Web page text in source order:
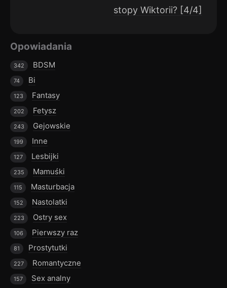
stopy Wiktorii? [4/4]
Opowiadania
BDSM
342
Bi
74
Fantasy
123
Fetysz
202
Gejowskie
243
Inne
199
Lesbijki
127
Mamuśki
235
Masturbacja
115
Nastolatki
152
Ostry sex
223
Pierwszy raz
106
Prostytutki
81
Romantyczne
227
Sex analny
157